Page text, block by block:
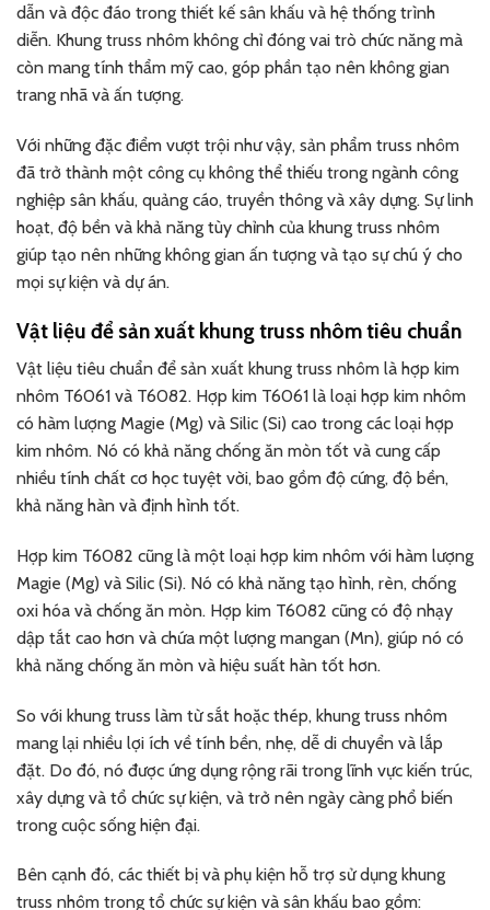
dẫn và độc đáo trong thiết kế sân khấu và hệ thống trình
diễn. Khung truss nhôm không chỉ đóng vai trò chức năng mà
còn mang tính thẩm mỹ cao, góp phần tạo nên không gian
trang nhã và ấn tượng.
Với những đặc điểm vượt trội như vậy, sản phẩm truss nhôm
đã trở thành một công cụ không thể thiếu trong ngành công
nghiệp sân khấu, quảng cáo, truyền thông và xây dựng. Sự linh
hoạt, độ bền và khả năng tùy chỉnh của khung truss nhôm
giúp tạo nên những không gian ấn tượng và tạo sự chú ý cho
mọi sự kiện và dự án.
Vật liệu để sản xuất khung truss nhôm tiêu chuẩn
Vật liệu tiêu chuẩn để sản xuất khung truss nhôm là hợp kim
nhôm T6061 và T6082. Hợp kim T6061 là loại hợp kim nhôm
có hàm lượng Magie (Mg) và Silic (Si) cao trong các loại hợp
kim nhôm. Nó có khả năng chống ăn mòn tốt và cung cấp
nhiều tính chất cơ học tuyệt vời, bao gồm độ cứng, độ bền,
khả năng hàn và định hình tốt.
Hợp kim T6082 cũng là một loại hợp kim nhôm với hàm lượng
Magie (Mg) và Silic (Si). Nó có khả năng tạo hình, rèn, chống
oxi hóa và chống ăn mòn. Hợp kim T6082 cũng có độ nhạy
dập tắt cao hơn và chứa một lượng mangan (Mn), giúp nó có
khả năng chống ăn mòn và hiệu suất hàn tốt hơn.
So với khung truss làm từ sắt hoặc thép, khung truss nhôm
mang lại nhiều lợi ích về tính bền, nhẹ, dễ di chuyển và lắp
đặt. Do đó, nó được ứng dụng rộng rãi trong lĩnh vực kiến trúc,
xây dựng và tổ chức sự kiện, và trở nên ngày càng phổ biến
trong cuộc sống hiện đại.
Bên cạnh đó, các thiết bị và phụ kiện hỗ trợ sử dụng khung
truss nhôm trong tổ chức sự kiện và sân khấu bao gồm: